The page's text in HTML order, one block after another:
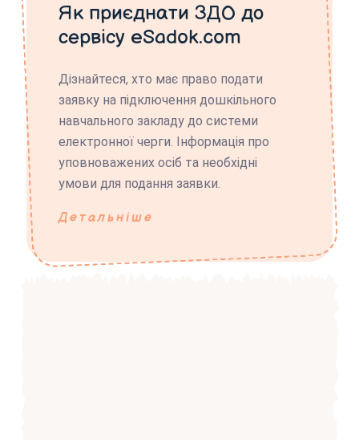
Як приєднати ЗДО до
сервісу eSadok.com
Дізнайтеся, хто має право подати
заявку на підключення дошкільного
навчального закладу до системи
електронної черги. Інформація про
уповноважених осіб та необхідні
умови для подання заявки.
Детальніше